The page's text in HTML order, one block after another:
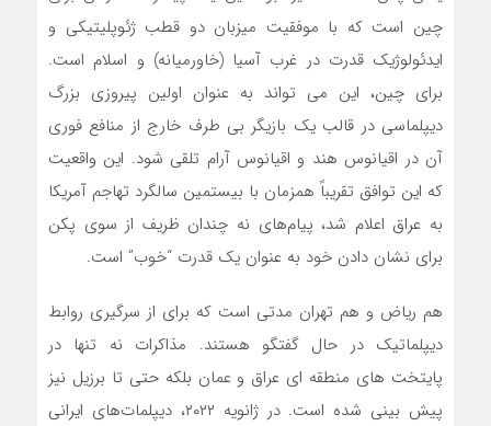
چین است که با موفقیت میزبان دو قطب ژئوپلیتیکی و
ایدئولوژیک قدرت در غرب آسیا (خاورمیانه) و اسلام است.
برای چین، این می تواند به عنوان اولین پیروزی بزرگ
دیپلماسی در قالب یک بازیگر بی طرف خارج از منافع فوری
آن در اقیانوس هند و اقیانوس آرام تلقی شود. این واقعیت
که این توافق تقریباً همزمان با بیستمین سالگرد تهاجم آمریکا
به عراق اعلام شد، پیام‌های نه چندان ظریف از سوی پکن
برای نشان دادن خود به عنوان یک قدرت “خوب” است.
هم ریاض و هم تهران مدتی است که برای از سرگیری روابط
دیپلماتیک در حال گفتگو هستند. مذاکرات نه تنها در
پایتخت های منطقه ای عراق و عمان بلکه حتی تا برزیل نیز
پیش بینی شده است. در ژانویه ۲۰۲۲، دیپلمات‌های ایرانی